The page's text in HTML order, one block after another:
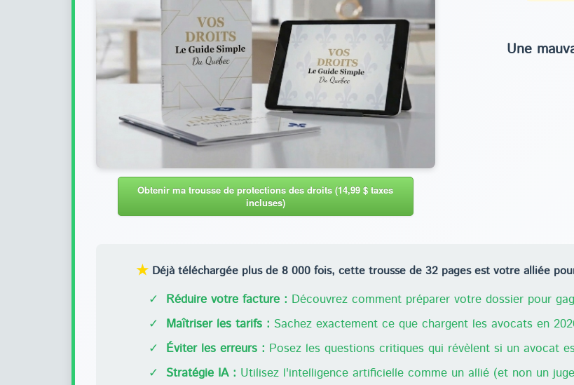
Obtenir ma trousse de protections des droits (14,99 $ taxes
incluses)
Une
★ Déjà téléchargée plus de 8 000 fois, cette trousse de 32 pages est votre alliée
✓ Réduire votre facture : Découvrez comment préparer votre dossier pour
✓ Maîtriser les tarifs : Sachez exactement ce que chargent les avocats en
✓ Éviter les erreurs : Posez les questions critiques qui révèlent si un avocat
✓ Stratégie IA : Utilisez l'intelligence artificielle comme un allié (et non un